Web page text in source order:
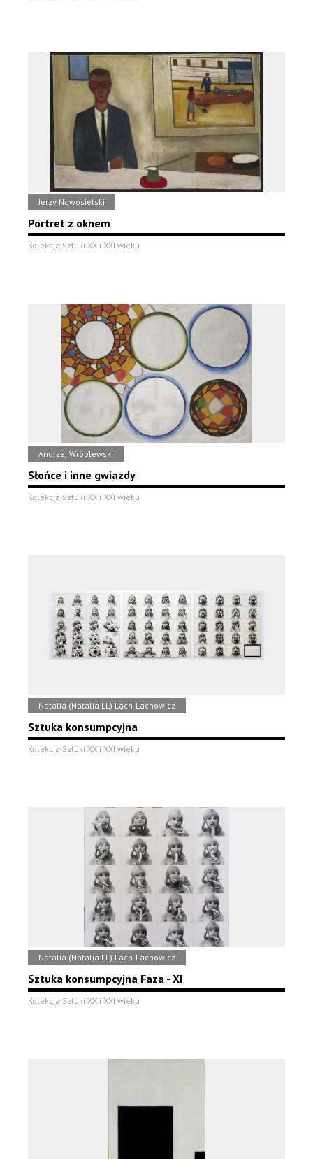
Jerzy Nowosielski
Portret z oknem
Kolekcja Sztuki XX i XXI wieku
Andrzej Wróblewski
Słońce i inne gwiazdy
Kolekcja Sztuki XX i XXI wieku
Natalia (Natalia LL) Lach-Lachowicz
Sztuka konsumpcyjna
Kolekcja Sztuki XX i XXI wieku
Natalia (Natalia LL) Lach-Lachowicz
Sztuka konsumpcyjna Faza - XI
Kolekcja Sztuki XX i XXI wieku